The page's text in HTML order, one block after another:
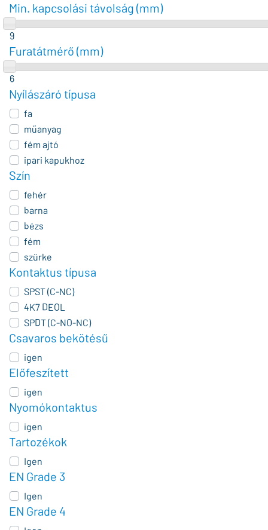
Min. kapcsolási távolság (mm)
9
Furatátmérő (mm)
6
Nyílászáró típusa
fa
műanyag
fém ajtó
ipari kapukhoz
Szín
fehér
barna
bézs
fém
szürke
Kontaktus típusa
SPST (C-NC)
4K7 DEOL
SPDT (C-NO-NC)
Csavaros bekötésű
igen
Előfeszített
igen
Nyomókontaktus
igen
Tartozékok
Igen
EN Grade 3
Igen
EN Grade 4